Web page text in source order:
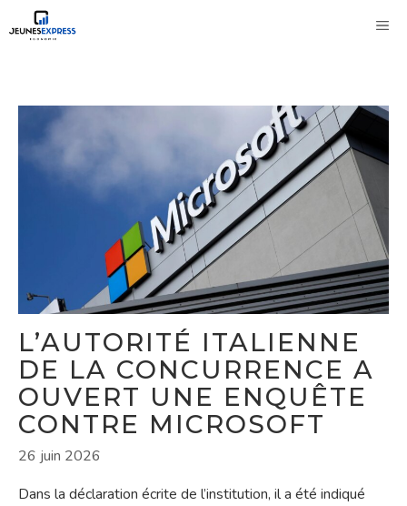
au
L’AUTORITÉ ITALIENNE
DE LA CONCURRENCE A
OUVERT UNE ENQUÊTE
CONTRE MICROSOFT
26 juin 2026
Dans la déclaration écrite de l’institution, il a été indiqué